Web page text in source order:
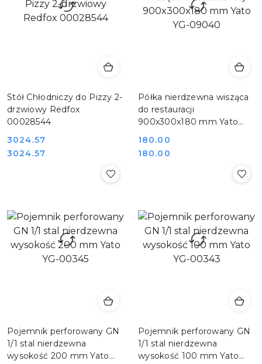
Stół Chłodniczy do Pizzy 2-
drzwiowy Redfox
00028544
Cena:
3024.57
Cena:
3024.57
Półka nierdzewna wisząca
do restauracji
900x300x180 mm Yato
Cena:
180.00
Cena:
180.00
Pojemnik perforowany GN
1/1 stal nierdzewna
wysokość 200 mm Yato
Pojemnik perforowany GN
1/1 stal nierdzewna
wysokość 100 mm Yato